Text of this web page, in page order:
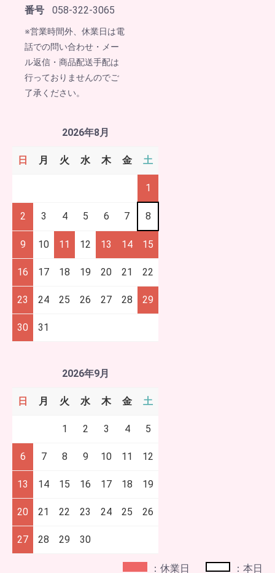
番号
058-322-3065
※営業時間外、休業日は電
話での問い合わせ・メー
ル返信・商品配送手配は
行っておりませんのでご
了承ください。
2026年8月
日 月 火 水 木 金 土
1
2 3 4 5 6 7 8
9 10 11 12 13 14 15
16 17 18 19 20 21 22
23 24 25 26 27 28 29
30 31
2026年9月
日 月 火 水 木 金 土
1 2 3 4 5
6 7 8 9 10 11 12
13 14 15 16 17 18 19
20 21 22 23 24 25 26
27 28 29 30
：休業日 ：本日